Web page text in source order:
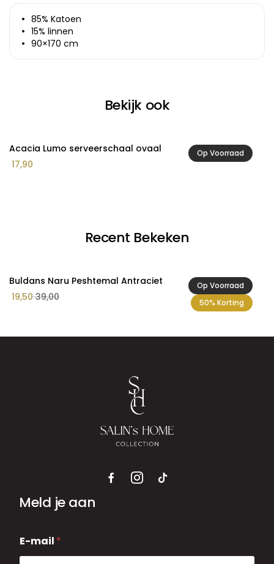
85% Katoen
15% linnen
90×170 cm
Bekijk ook
Op Voorraad
Acacia Lumo serveerschaal ovaal
17,90
Recent Bekeken
Op Voorraad
50% Korting
Buldans Naru Peshtemal Antraciet
19,5039,00
Meld je aan
-
m
E-mail *